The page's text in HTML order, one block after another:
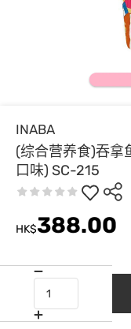
INABA
(综合营养食)吞拿
口味) SC-215
HK$388.00